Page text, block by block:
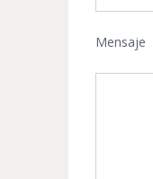
Mensaje